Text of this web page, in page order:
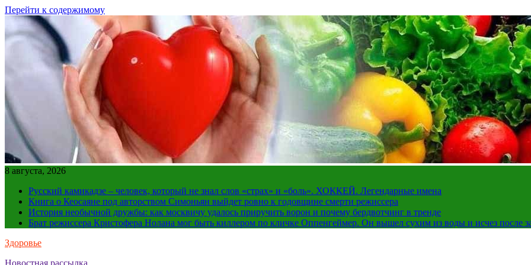
Перейти к содержимому
8 августа, 2026
Русский камикадзе – человек, который не знал слов «страх» и «боль». ХОККЕЙ. Легендарные имена
Книга о Кеосаяне под авторством Симоньян выйдет ровно к годовщине смерти режиссера
История необычной дружбы: как москвичу удалось приручить ворон и почему бердвотчинг в тренде
Брат режиссера Кристофера Нолана мог быть киллером по кличке Оппенгеймер. Он вышел сухим из воды и исчез после
Здоровье
Новостная рассылка